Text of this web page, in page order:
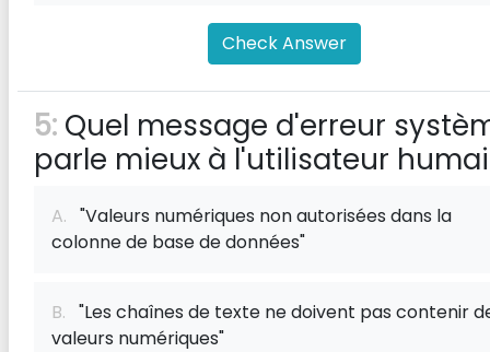
Check Answer
5: Quel message d'erreur
parle mieux à l'utilisateur
A. "Valeurs numériques non autorisées dans la
colonne de base de données"
B. "Les chaînes de texte ne doivent pas contenir
valeurs numériques"